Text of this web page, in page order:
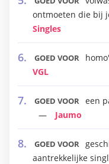
ontmoeten die bij
Singles
GOED VOOR
VGL
GOED VOOR een
Jaumo
GOED VOOR
aantrekkelijke